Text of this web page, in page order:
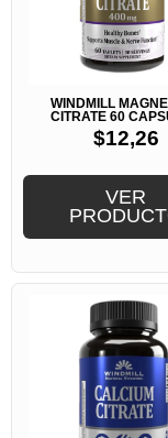
WINDMILL
CITRATE 60
$12,26
VER